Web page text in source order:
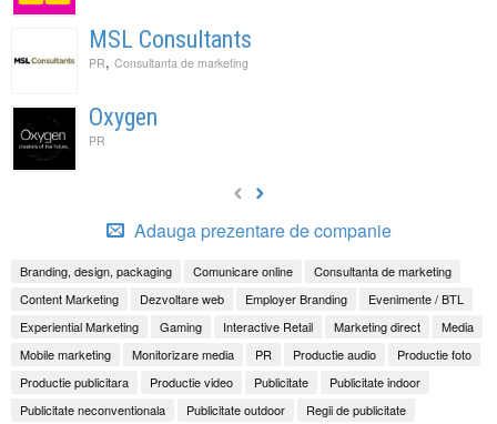
MSL Consultants
PR, Consultanta de marketing
Oxygen
PR
Adauga prezentare de companie
Branding, design, packaging Comunicare online
Consultanta de marketing
Content Marketing
Dezvoltare web Employer Branding
Evenimente / BTL
Experiential Marketing
Gaming Interactive Retail Marketing direct
Media
Mobile marketing
Monitorizare media PR Productie audio
Productie foto
Productie publicitara
Productie video Publicitate
Publicitate indoor
Publicitate neconventionala
Publicitate outdoor Regii de publicitate